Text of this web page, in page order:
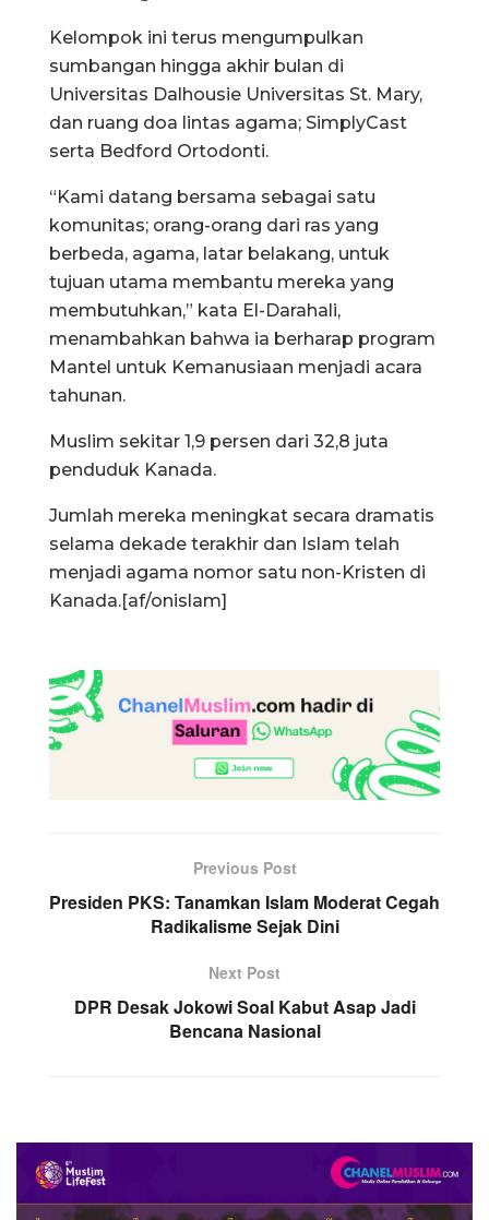
Kelompok ini terus mengumpulkan
sumbangan hingga akhir bulan di
Universitas Dalhousie Universitas St. Mary,
dan ruang doa lintas agama; SimplyCast
serta Bedford Ortodonti.
“Kami datang bersama sebagai satu
komunitas; orang-orang dari ras yang
berbeda, agama, latar belakang, untuk
tujuan utama membantu mereka yang
membutuhkan,” kata El-Darahali,
menambahkan bahwa ia berharap program
Mantel untuk Kemanusiaan menjadi acara
tahunan.
Muslim sekitar 1,9 persen dari 32,8 juta
penduduk Kanada.
Jumlah mereka meningkat secara dramatis
selama dekade terakhir dan Islam telah
menjadi agama nomor satu non-Kristen di
Kanada.[af/onislam]
Previous Post
Presiden PKS: Tanamkan Islam Moderat Cegah
Radikalisme Sejak Dini
Next Post
DPR Desak Jokowi Soal Kabut Asap Jadi
Bencana Nasional